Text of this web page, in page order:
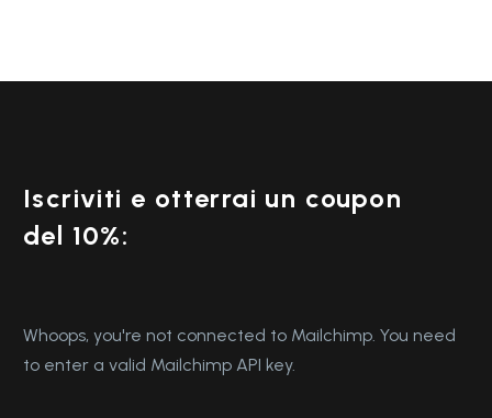
Iscriviti e otterrai un coupon
del 10%:
Whoops, you're not connected to Mailchimp. You need
to enter a valid Mailchimp API key.